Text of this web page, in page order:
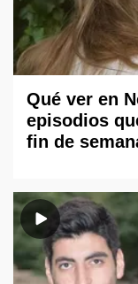
Qué ver en
episodios
fin de